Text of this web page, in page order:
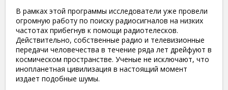
В рамках этой программы исследователи уже провели
огромную работу по поиску радиосигналов на низких
частотах прибегнув к помощи радиотелесков.
Действительно, собственные радио и телевизионные
передачи человечества в течение ряда лет дрейфуют в
космическом пространстве. Ученые не исключают, что
инопланетная цивилизация в настоящий момент
издает подобные шумы.